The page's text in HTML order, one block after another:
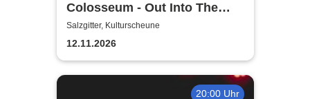
Colosseum - Out Into The
Fields
Salzgitter, Kulturscheune
12.11.2026
20:00 Uhr